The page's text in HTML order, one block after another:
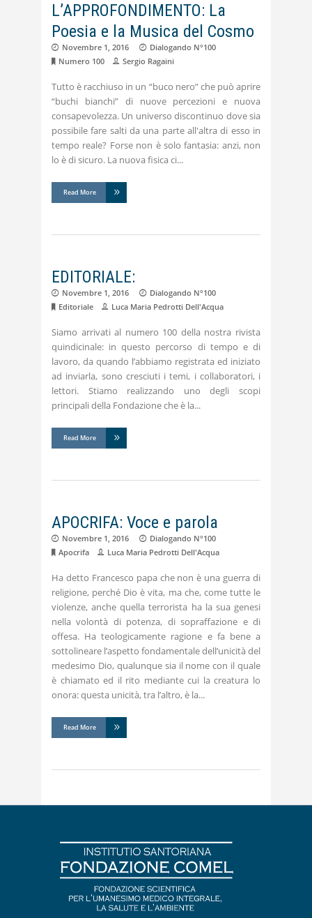
L’APPROFONDIMENTO: La
Poesia e la Musica del Cosmo
Novembre 1, 2016
Dialogando N°100
Numero 100
Sergio Ragaini
Tutto è racchiuso in un “buco nero” che può aprire
“buchi bianchi” di nuove percezioni e nuova
consapevolezza. Un universo discontinuo dove sia
possibile fare salti da una parte all'altra di esso in
tempo reale? Forse non è solo fantasia: anzi, non
lo è di sicuro. La nuova fisica ci
Read More
EDITORIALE:
Novembre 1, 2016
Dialogando N°100
Editoriale
Luca Maria Pedrotti Dell'Acqua
Siamo arrivati al numero 100 della nostra rivista
quindicinale: in questo percorso di tempo e di
lavoro, da quando l’abbiamo registrata ed iniziato
ad inviarla, sono cresciuti i temi, i collaboratori, i
lettori. Stiamo realizzando uno degli scopi
principali della Fondazione che è la
Read More
APOCRIFA: Voce e parola
Novembre 1, 2016
Dialogando N°100
Apocrifa
Luca Maria Pedrotti Dell'Acqua
Ha detto Francesco papa che non è una guerra di
religione, perché Dio è vita, ma che, come tutte le
violenze, anche quella terrorista ha la sua genesi
nella volontà di potenza, di sopraffazione e di
offesa. Ha teologicamente ragione e fa bene a
sottolineare l’aspetto fondamentale dell’unicità del
medesimo Dio, qualunque sia il nome con il quale
è chiamato ed il rito mediante cui la creatura lo
onora: questa unicità, tra l’altro, è la
Read More